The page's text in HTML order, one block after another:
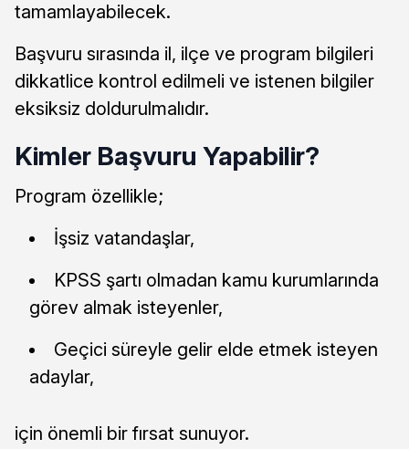
tamamlayabilecek.
Başvuru sırasında il, ilçe ve program bilgileri
dikkatlice kontrol edilmeli ve istenen bilgiler
eksiksiz doldurulmalıdır.
Kimler Başvuru Yapabilir?
Program özellikle;
İşsiz vatandaşlar,
KPSS şartı olmadan kamu kurumlarında
görev almak isteyenler,
Geçici süreyle gelir elde etmek isteyen
adaylar,
için önemli bir fırsat sunuyor.